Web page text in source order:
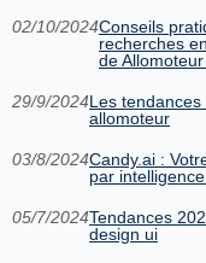
02/10/2024Conseils
recherches
de Allomoteur
29/9/2024Les
allomoteur
03/8/2024Candy.ai :
par
05/7/2024Tendances
design ui